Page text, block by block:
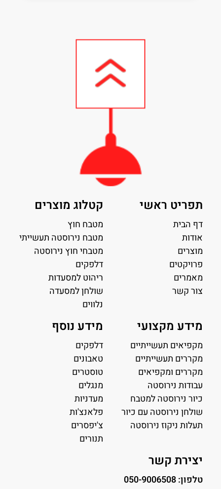
תפריט ראשי
דף הבית
אודות
מוצרים
פרויקטים
מאמרים
צור קשר
קטלוג מוצרים
מטבח חוץ
מטבח נירוסטה תעשייתי
מטבחי חוץ נירוסטה
דלפקים
ריהוט למסעדות
שולחן למסעדה
נלווים
מידע מקצועי
מקפיאים תעשייתיים
מקררים תעשייתיים
מקררים ומקפיאים
עבודות נירוסטה
כיור נירוסטה למטבח
שולחן נירוסטה עם כיור
תעלות ניקוז נירוסטה
מידע נוסף
דלפקים
טאבונים
טוסטרים
מנגלים
מעדניות
פלאנצ'ות
צ'יפסרים
תנורים
יצירת קשר
טלפון: 050-9006508